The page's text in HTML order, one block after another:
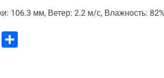
106.3 мм, Ветер: 2.2 м/с, Влажность: 82%
VK